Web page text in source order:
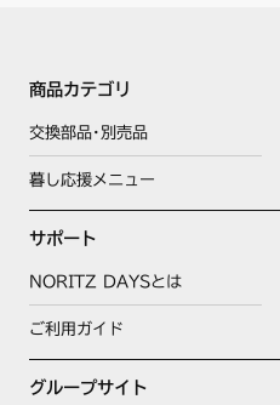
商品カテゴリ
交換部品･別売品
暮し応援メニュー
サポート
NORITZ DAYSとは
ご利用ガイド
グループサイト